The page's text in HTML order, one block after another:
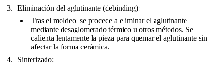
Eliminación del aglutinante (debinding):
Tras el moldeo, se procede a eliminar el aglutinante
mediante desaglomerado térmico u otros métodos. Se
calienta lentamente la pieza para quemar el aglutinante sin
afectar la forma cerámica.
Sinterizado: